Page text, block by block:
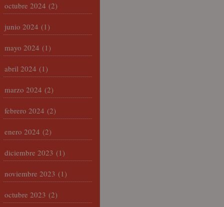
octubre 2024 (2)
junio 2024 (1)
mayo 2024 (1)
abril 2024 (1)
marzo 2024 (2)
febrero 2024 (2)
enero 2024 (2)
diciembre 2023 (1)
noviembre 2023 (1)
octubre 2023 (2)